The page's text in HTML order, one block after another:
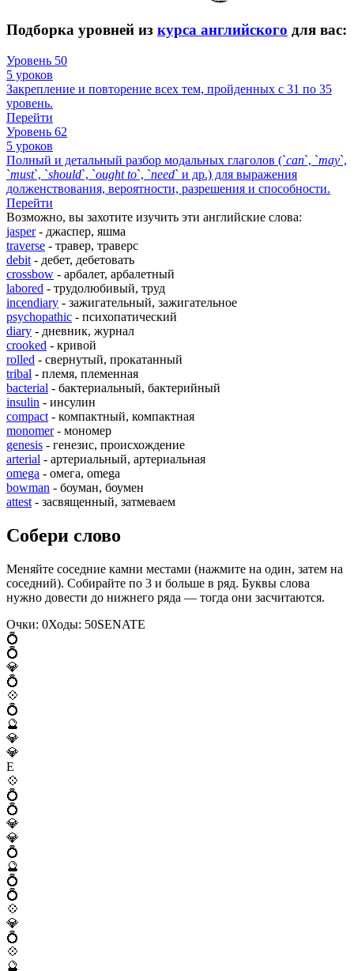
Подборка уровней из курса английского для вас:
Уровень 50
5 уроков
Закрепление и повторение всех тем, пройденных с 31 по 35
уровень.
Перейти
Уровень 62
5 уроков
Полный и детальный разбор модальных глаголов (`can`, `may`,
`must`, `should`, `ought to`, `need` и др.) для выражения
долженствования, вероятности, разрешения и способности.
Перейти
Возможно, вы захотите изучить эти английские слова:
jasper- джаспер, яшма
traverse - травер, траверс
debit - дебет, дебетовать
crossbow - арбалет, арбалетный
labored - трудолюбивый, труд
incendiary - зажигательный, зажигательное
psychopathic - психопатический
diary - дневник, журнал
crooked - кривой
rolled - свернутый, прокатанный
tribal - племя, племенная
bacterial - бактериальный, бактерийный
insulin - инсулин
compact - компактный, компактная
monomer- мономер
genesis - генезис, происхождение
arterial - артериальный, артериальная
omega - омега, omega
bowman - боуман, боумен
attest - засвященный, затмеваем
Собери слово
Меняйте соседние камни местами (нажмите на один, затем на
соседний). Собирайте по 3 и больше в ряд. Буквы слова
нужно довести до нижнего ряда — тогда они засчитаются.
Очки: 0Ходы: 50SENATE
💍
💍
💎
💍
💠
💍
🔮
💎
💎
E
💠
💍
💍
💎
💎
💍
🔮
💍
💍
💠
💎
💍
💠
🔮